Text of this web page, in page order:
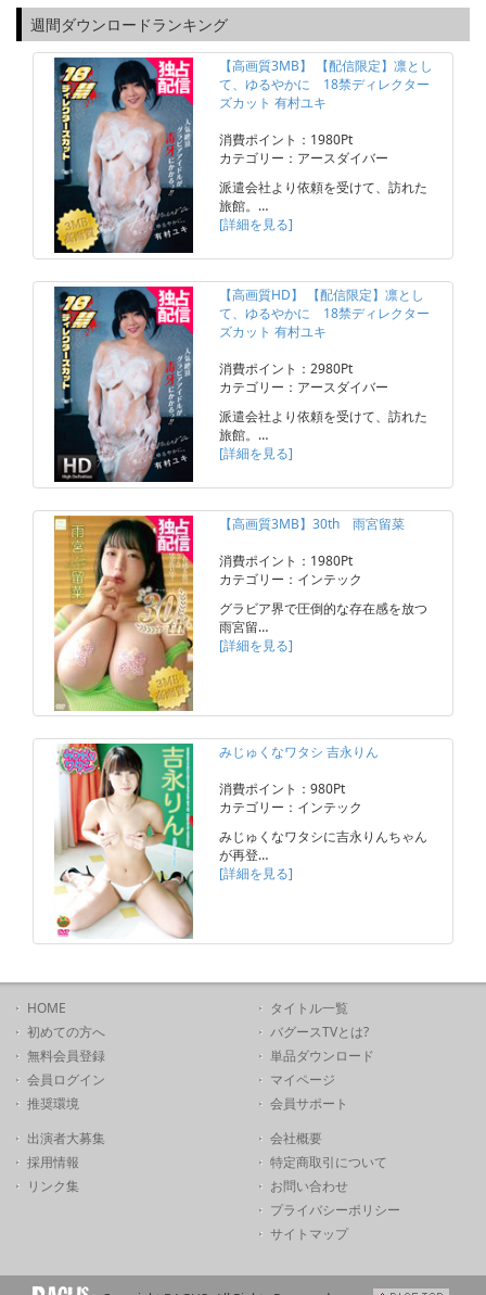
週間ダウンロードランキング
【高画質3MB】 【配信限定】凛とし
て、ゆるやかに 18禁ディレクター
ズカット 有村ユキ
消費ポイント：1980Pt
カテゴリー：アースダイバー
派遣会社より依頼を受けて、訪れた
旅館。…
[詳細を見る]
【高画質HD】 【配信限定】凛とし
て、ゆるやかに 18禁ディレクター
ズカット 有村ユキ
消費ポイント：2980Pt
カテゴリー：アースダイバー
派遣会社より依頼を受けて、訪れた
旅館。…
[詳細を見る]
【高画質3MB】30th 雨宮留菜
消費ポイント：1980Pt
カテゴリー：インテック
グラビア界で圧倒的な存在感を放つ
雨宮留…
[詳細を見る]
みじゅくなワタシ 吉永りん
消費ポイント：980Pt
カテゴリー：インテック
みじゅくなワタシに吉永りんちゃん
が再登…
[詳細を見る]
HOME
初めての方へ
無料会員登録
会員ログイン
推奨環境
タイトル一覧
バグースTVとは?
単品ダウンロード
マイページ
会員サポート
出演者大募集
採用情報
リンク集
会社概要
特定商取引について
お問い合わせ
プライバシーポリシー
サイトマップ